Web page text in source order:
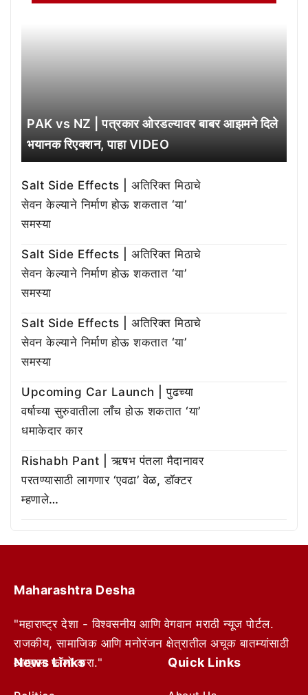
PAK vs NZ | पत्रकार ओरडल्यावर बाबर आझमने दिले
भयानक रिएक्शन, पाहा VIDEO
Salt Side Effects | अतिरिक्त मिठाचे
सेवन केल्याने निर्माण होऊ शकतात ‘या’
समस्या
Salt Side Effects | अतिरिक्त मिठाचे
सेवन केल्याने निर्माण होऊ शकतात ‘या’
समस्या
Salt Side Effects | अतिरिक्त मिठाचे
सेवन केल्याने निर्माण होऊ शकतात ‘या’
समस्या
Upcoming Car Launch | पुढच्या
वर्षाच्या सुरुवातीला लाँच होऊ शकतात ‘या’
धमाकेदार कार
Rishabh Pant | ऋषभ पंतला मैदानावर
परतण्यासाठी लागणार ‘एवढा’ वेळ, डॉक्टर
म्हणाले…
Maharashtra Desha
"महाराष्ट्र देशा - विश्वसनीय आणि वेगवान मराठी न्यूज पोर्टल.
राजकीय, सामाजिक आणि मनोरंजन क्षेत्रातील अचूक बातम्यांसाठी
आम्हाला फॉलो करा."
News Links Quick Links